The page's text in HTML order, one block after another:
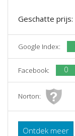
Geschatte prijs:
Google Index:
Facebook: 0
Norton:
Ontdek meer